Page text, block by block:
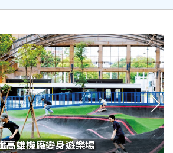
高雄機廠變身遊樂場